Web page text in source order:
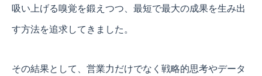
吸い上げる嗅覚を鍛えつつ、最短で最大の成果を生み出
す方法を追求してきました。
その結果として、営業力だけでなく戦略的思考やデータ